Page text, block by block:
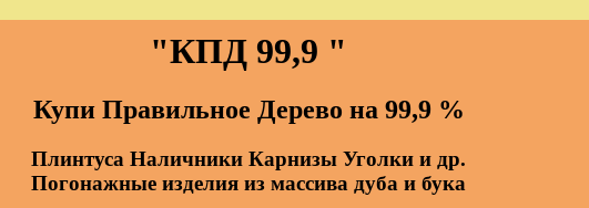
"КПД 99,9 "
Купи Правильное Дерево на 99,9 %
Плинтуса Наличники Карнизы Уголки и др.
Погонажные изделия из массива дуба и бука